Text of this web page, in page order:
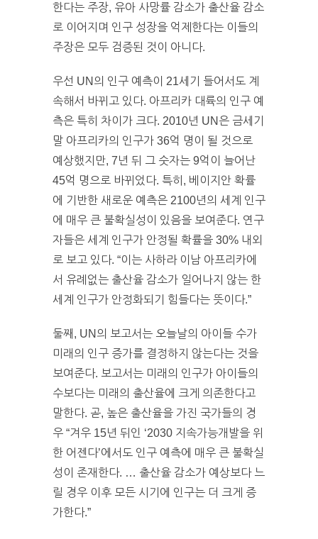
한다는 주장, 유아 사망률 감소가 출산율 감소
로 이어지며 인구 성장을 억제한다는 이들의
주장은 모두 검증된 것이 아니다.
우선 UN의 인구 예측이 21세기 들어서도 계
속해서 바뀌고 있다. 아프리카 대륙의 인구 예
측은 특히 차이가 크다. 2010년 UN은 금세기
말 아프리카의 인구가 36억 명이 될 것으로
예상했지만, 7년 뒤 그 숫자는 9억이 늘어난
45억 명으로 바뀌었다. 특히, 베이지안 확률
에 기반한 새로운 예측은 2100년의 세계 인구
에 매우 큰 불확실성이 있음을 보여준다. 연구
자들은 세계 인구가 안정될 확률을 30% 내외
로 보고 있다. “이는 사하라 이남 아프리카에
서 유례없는 출산율 감소가 일어나지 않는 한
세계 인구가 안정화되기 힘들다는 뜻이다.”
둘째, UN의 보고서는 오늘날의 아이들 수가
미래의 인구 증가를 결정하지 않는다는 것을
보여준다. 보고서는 미래의 인구가 아이들의
수보다는 미래의 출산율에 크게 의존한다고
말한다. 곧, 높은 출산율을 가진 국가들의 경
우 “겨우 15년 뒤인 ‘2030 지속가능개발을 위
한 어젠다’에서도 인구 예측에 매우 큰 불확실
성이 존재한다. … 출산율 감소가 예상보다 느
릴 경우 이후 모든 시기에 인구는 더 크게 증
가한다.”